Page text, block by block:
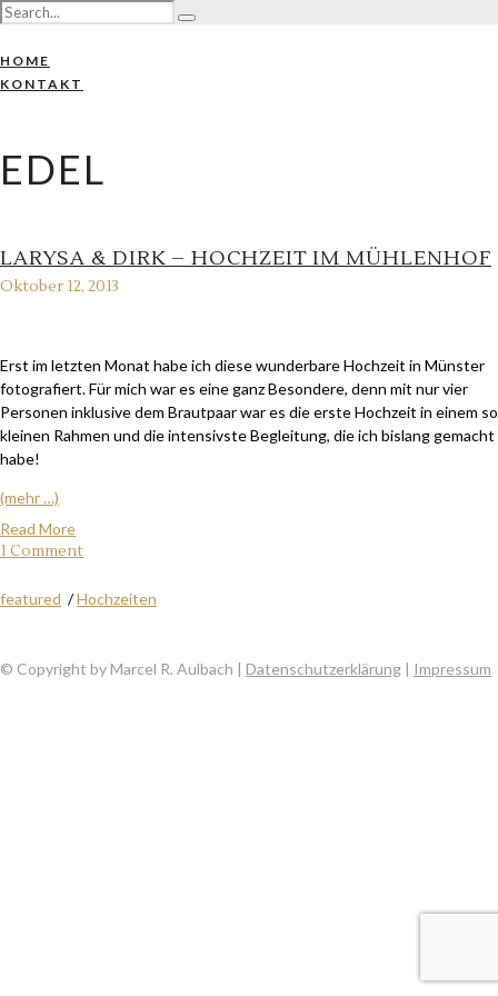
HOME
KONTAKT
EDEL
LARYSA & DIRK – HOCHZEIT IM MÜHLENHOF
Oktober 12, 2013
Erst im letzten Monat habe ich diese wunderbare Hochzeit in Münster
fotografiert. Für mich war es eine ganz Besondere, denn mit nur vier
Personen inklusive dem Brautpaar war es die erste Hochzeit in einem so
kleinen Rahmen und die intensivste Begleitung, die ich bislang gemacht
habe!
(mehr …)
Read More
1 Comment
featured /Hochzeiten
© Copyright by Marcel R. Aulbach | Datenschutzerklärung | Impressum